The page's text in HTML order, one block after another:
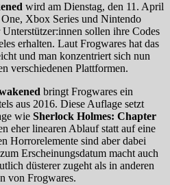
wird am Dienstag, den 11. April
Xbox Series und Nintendo
sollen ihre Codes
erhalten. Laut Frogwares hat das
und man konzentriert sich nun
verschiedenen Plattformen.
bringt Frogwares ein
aus 2016. Diese Auflage setzt
wie Sherlock Holmes: Chapter
eher linearen Ablauf statt auf eine
Horrorelemente sind aber dabei
Erscheinungsdatum macht auch
düsterer zugeht als in anderen
von Frogwares.